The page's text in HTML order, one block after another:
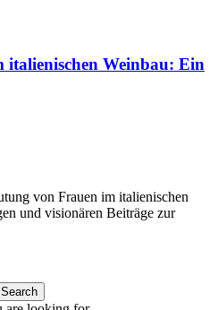
italienischen Weinbau: Ein
von Frauen im italienischen
und visionären Beiträge zur
Search